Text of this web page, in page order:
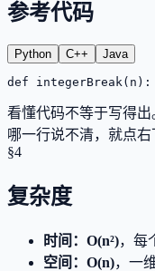
参考代码
Python C++ Java
def integerBreak(n):
看懂代码不等于写得出
哪一行说不清，就点右
§4
复杂度
时间 ： O(n²)，每
空间 ： O(n)，一